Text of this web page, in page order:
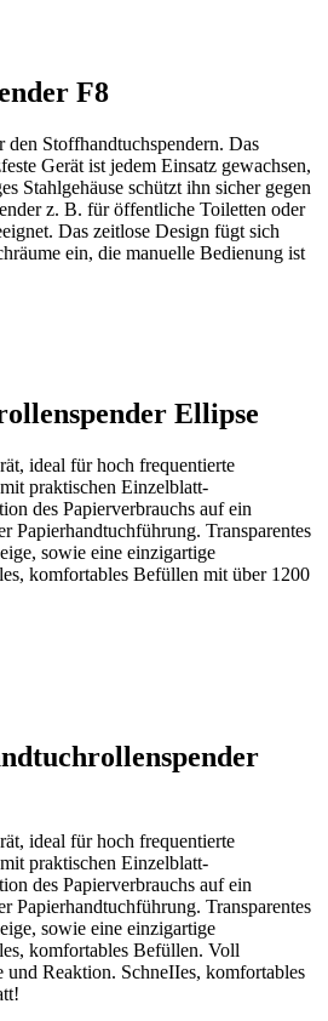
F8
Stoffhandtuchspendern. Das
Gerät ist jedem Einsatz gewachsen,
Stahlgehäuse schützt ihn sicher gegen
z. B. für öffentliche Toiletten oder
Das zeitlose Design fügt sich
ein, die manuelle Bedienung ist
Ellipse
ideal für hoch frequentierte
praktischen Einzelblatt-
des Papierverbrauchs auf ein
Papierhandtuchführung. Transparentes
sowie eine einzigartige
komfortables Befüllen mit über 1200
ideal für hoch frequentierte
praktischen Einzelblatt-
des Papierverbrauchs auf ein
Papierhandtuchführung. Transparentes
sowie eine einzigartige
komfortables Befüllen. Voll
und Reaktion. SchneIIes, komfortables